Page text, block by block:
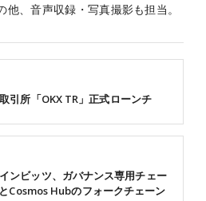
、音声収録・写真撮影も担当。
ンビッツ、ガバナンス専用チェー
Cosmos Hubのフォークチェーン
引所「OKX TR」正式ローンチ